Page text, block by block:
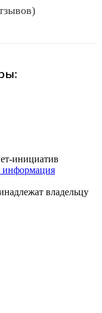
инициатив
информация
владельцу